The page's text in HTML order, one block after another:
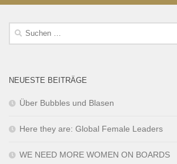
NEUESTE BEITRÄGE
Über Bubbles und Blasen
Here they are: Global Female Leaders
WE NEED MORE WOMEN ON BOARDS